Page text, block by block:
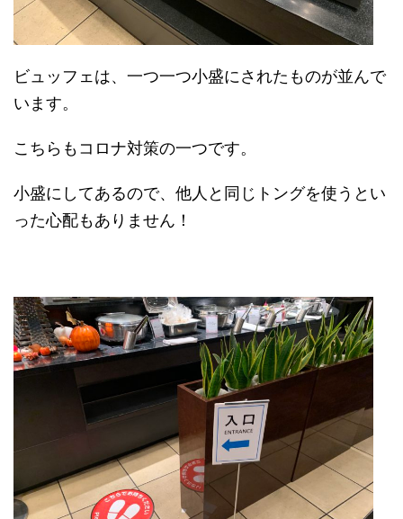
ビュッフェは、一つ一つ小盛にされたものが並んで
います。
こちらもコロナ対策の一つです。
小盛にしてあるので、他人と同じトングを使うとい
った心配もありません！